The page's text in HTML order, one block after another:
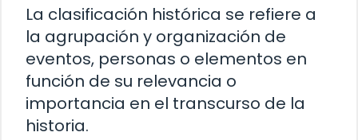
La clasificación histórica se refiere a
la agrupación y organización de
eventos, personas o elementos en
función de su relevancia o
importancia en el transcurso de la
historia.